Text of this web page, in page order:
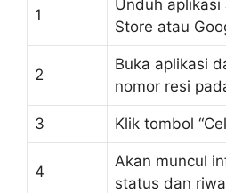
1
Unduh aplikasi
Store atau
2
Buka aplikasi
nomor resi
3 Klik tombol
4
Akan muncul
status dan